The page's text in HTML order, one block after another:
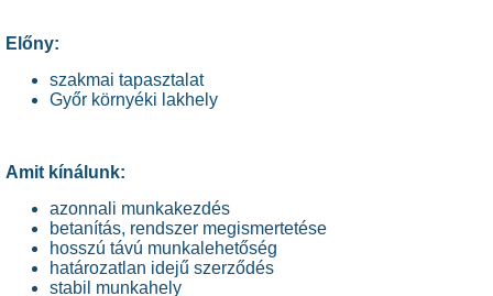
Előny:
szakmai tapasztalat
Győr környéki lakhely
Amit kínálunk:
azonnali munkakezdés
betanítás, rendszer megismertetése
hosszú távú munkalehetőség
határozatlan idejű szerződés
stabil munkahely